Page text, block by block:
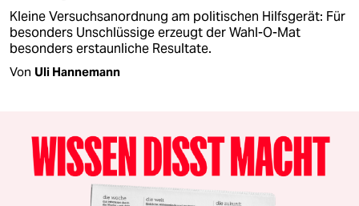
Kleine Versuchsanordnung am politischen Hilfsgerät: Für
besonders Unschlüssige erzeugt der Wahl-O-Mat
besonders erstaunliche Resultate.
Von Uli Hannemann